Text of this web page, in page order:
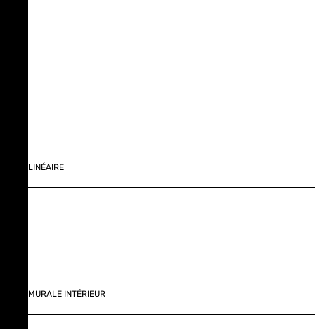
LINÉAIRE
MURALE INTÉRIEUR